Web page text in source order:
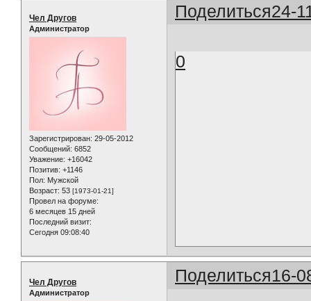
Поделиться24-
Чел Другов
Администратор
Зарегистрирован: 29-05-2012
Сообщений: 6852
Уважение: +16042
Позитив: +1146
Пол: Мужской
Возраст: 53 [1973-01-21]
Провел на форуме:
6 месяцев 15 дней
Последний визит:
Сегодня 09:08:40
0
Поделиться16-
Чел Другов
Администратор